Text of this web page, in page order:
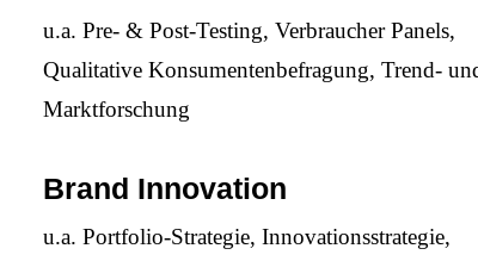
u.a. Pre- & Post-Testing, Verbraucher Panels,
Qualitative Konsumentenbefragung, Trend-
Marktforschung
Brand Innovation
u.a. Portfolio-Strategie, Innovationsstrategie,